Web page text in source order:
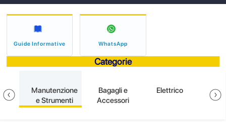
Guide Informative WhatsApp
Categorie
Manutenzione
e Strumenti
Bagagli e
Accessori
Elettrico